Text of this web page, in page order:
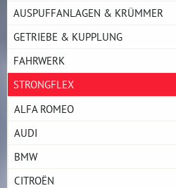
AUSPUFFANLAGEN & KRÜMMER
GETRIEBE & KUPPLUNG
FAHRWERK
STRONGFLEX
ALFA ROMEO
AUDI
BMW
CITROËN